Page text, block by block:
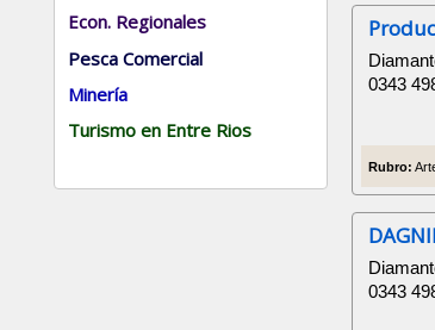
Econ. Regionales
Pesca Comercial
Minería
Turismo en Entre Rios
0343
Rubro:
0343